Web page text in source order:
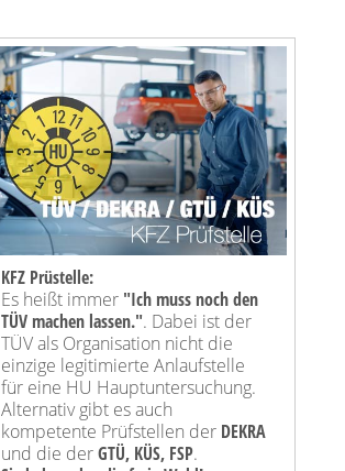
KFZ Prüstelle:
Es heißt immer "Ich muss noch den
TÜV machen lassen.". Dabei ist der
TÜV als Organisation nicht die
einzige legitimierte Anlaufstelle
für eine HU Hauptuntersuchung.
Alternativ gibt es auch
kompetente Prüfstellen der DEKRA
und die derGTÜ, KÜS, FSP.